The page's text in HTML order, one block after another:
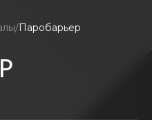
Паробарьер